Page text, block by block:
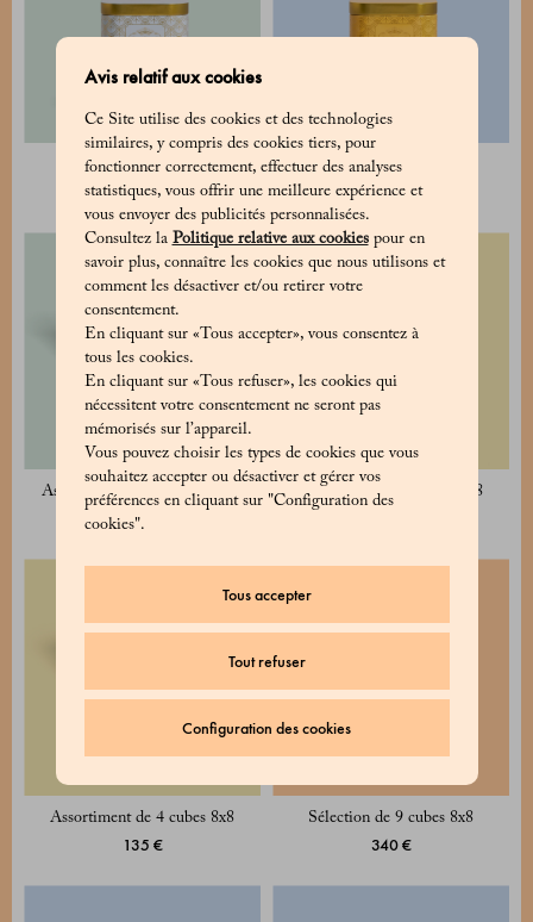
Avis relatif aux cookies
Ce Site utilise des cookies et des technologies
similaires, y compris des cookies tiers, pour
fonctionner correctement, effectuer des analyses
statistiques, vous offrir une meilleure expérience et
vous envoyer des publicités personnalisées.
Consultez la Politique relative aux cookiespour en
savoir plus, connaître les cookies que nous utilisons et
comment les désactiver et/ou retirer votre
consentement.
En cliquant sur «Tous accepter», vous consentez à
tous les cookies.
En cliquant sur «Tous refuser», les cookies qui
nécessitent votre consentement ne seront pas
mémorisés sur l’appareil.
Vous pouvez choisir les types de cookies que vous
souhaitez accepter ou désactiver et gérer vos
préférences en cliquant sur "Configuration des
cookies".
Tous accepter
Tout refuser
Configuration des cookies
Pudding au cacao
30 €
Chocolat chaud
22 €
Assortiment de thés - 2 boîtes
130 €
Assortiment de 2 cubes 8x8
Assortiment de 4 cubes 8x8
135 €
Sélection de 9 cubes 8x8
340 €